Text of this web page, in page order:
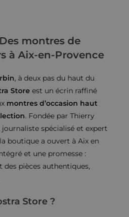
montres de
à Aix-en-Provence
, à deux pas du haut du
Store est un écrin raffiné
montres d’occasion haut
. Fondée par Thierry
spécialisé et expert
boutique a ouvert à Aix en
et une promesse :
pièces authentiques,
Store ?